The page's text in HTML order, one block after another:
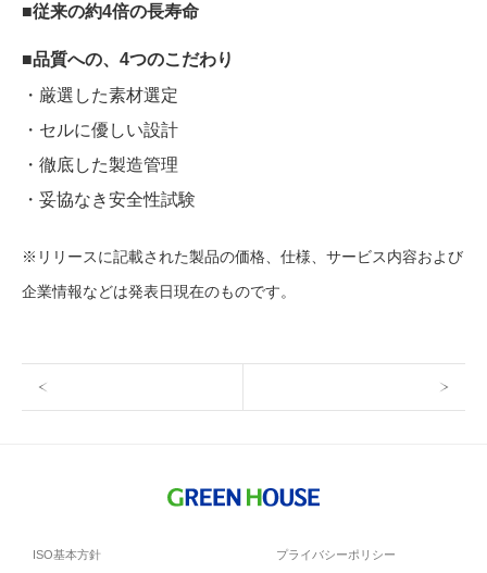
■従来の約4倍の長寿命
■品質への、4つのこだわり
・厳選した素材選定
・セルに優しい設計
・徹底した製造管理
・妥協なき安全性試験
※リリースに記載された製品の価格、仕様、サービス内容および
企業情報などは発表日現在のものです。
ISO基本方針 プライバシーポリシー